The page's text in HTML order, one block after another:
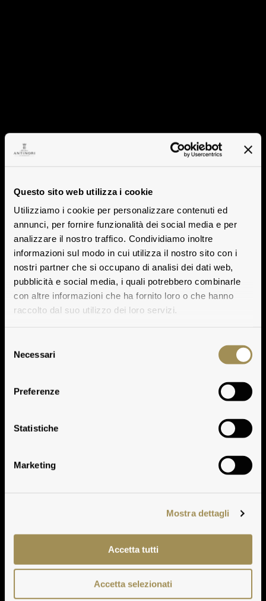
Questo sito web utilizza i cookie
Utilizziamo i cookie per personalizzare contenuti ed
annunci, per fornire funzionalità dei social media e per
analizzare il nostro traffico. Condividiamo inoltre
informazioni sul modo in cui utilizza il nostro sito con i
nostri partner che si occupano di analisi dei dati web,
pubblicità e social media, i quali potrebbero combinarle
con altre informazioni che ha fornito loro o che hanno
raccolto dal suo utilizzo dei loro servizi.
delNecessari
Preferenze
Statistiche
Marketing
Mostra dettagli
Accetta tutti
Accetta selezionati
Pian delle Vigne